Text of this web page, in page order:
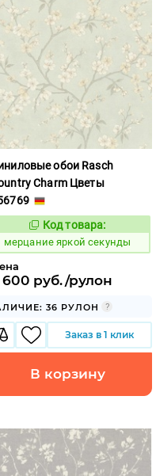
обои Rasch
Charm Цветы
975837
Код товара:
мерцание яркой секунды
600 руб./рулон
36 РУЛОН
Заказ в 1 клик
В корзину